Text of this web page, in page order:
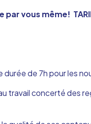
par vous même!
de 7h pour les
travail concerté des